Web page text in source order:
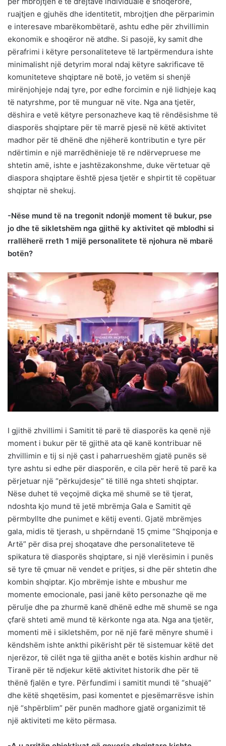
ruajtjen e gjuhës dhe identitetit, mbrojtjen dhe përparimin
e interesave mbarëkombëtarë, ashtu edhe për zhvillimin
ekonomik e shoqëror në atdhe. Si pasojë, ky samit dhe
përafrimi i këtyre personaliteteve të lartpërmendura ishte
minimalisht një detyrim moral ndaj këtyre sakrificave të
komuniteteve shqiptare në botë, jo vetëm si shenjë
mirënjohjeje ndaj tyre, por edhe forcimin e një lidhjeje kaq
të natyrshme, por të munguar në vite. Nga ana tjetër,
dëshira e vetë këtyre personazheve kaq të rëndësishme të
diasporës shqiptare për të marrë pjesë në këtë aktivitet
madhor për të dhënë dhe njëherë kontributin e tyre për
ndërtimin e një marrëdhënieje të re ndërvepruese me
shtetin amë, ishte e jashtëzakonshme, duke vërtetuar që
diaspora shqiptare është pjesa tjetër e shpirtit të copëtuar
shqiptar në shekuj.
-Nëse mund të na tregonit ndonjë moment të bukur, pse
jo dhe të sikletshëm nga gjithë ky aktivitet që mblodhi si
rrallëherë rreth 1 mijë personalitete të njohura në mbarë
botën?
I gjithë zhvillimi i Samitit të parë të diasporës ka qenë një
moment i bukur për të gjithë ata që kanë kontribuar në
zhvillimin e tij si një çast i paharrueshëm gjatë punës së
tyre ashtu si edhe për diasporën, e cila për herë të parë ka
përjetuar një “përkujdesje” të tillë nga shteti shqiptar.
Nëse duhet të veçojmë diçka më shumë se të tjerat,
ndoshta kjo mund të jetë mbrëmja Gala e Samitit që
përmbyllte dhe punimet e këtij eventi. Gjatë mbrëmjes
gala, midis të tjerash, u shpërndanë 15 çmime “Shqiponja e
Artë” për disa prej shoqatave dhe personaliteteve të
spikatura të diasporës shqiptare, si një vlerësimin i punës
së tyre të çmuar në vendet e pritjes, si dhe për shtetin dhe
kombin shqiptar. Kjo mbrëmje ishte e mbushur me
momente emocionale, pasi janë këto personazhe që me
përulje dhe pa zhurmë kanë dhënë edhe më shumë se nga
çfarë shteti amë mund të kërkonte nga ata. Nga ana tjetër,
momenti më i sikletshëm, por në një farë mënyre shumë i
këndshëm ishte ankthi pikërisht për të sistemuar këtë det
njerëzor, të cilët nga të gjitha anët e botës kishin ardhur në
Tiranë për të ndjekur këtë aktivitet historik dhe për të
thënë fjalën e tyre. Përfundimi i samitit mundi të “shuajë”
dhe këtë shqetësim, pasi komentet e pjesëmarrësve ishin
një “shpërblim” për punën madhore gjatë organizimit të
një aktiviteti me këto përmasa.